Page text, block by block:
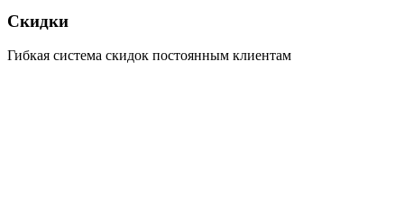
Скидки
Гибкая система скидок постоянным клиентам